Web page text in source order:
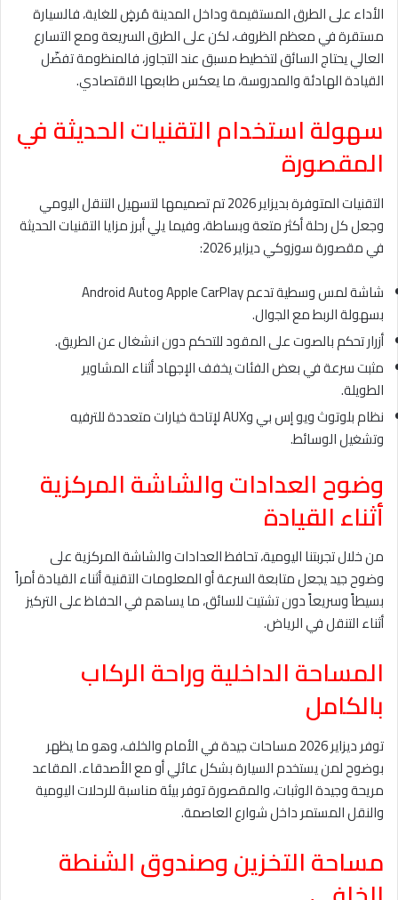
الأداء على الطرق المستقيمة وداخل المدينة مُرضٍ للغاية، فالسيارة
مستقرة في معظم الظروف، لكن على الطرق السريعة ومع التسارع
العالي يحتاج السائق لتخطيط مسبق عند التجاوز، فالمنظومة تفضّل
القيادة الهادئة والمدروسة، ما يعكس طابعها الاقتصادي.
سهولة استخدام التقنيات الحديثة في
المقصورة
التقنيات المتوفرة بديزاير 2026 تم تصميمها لتسهيل التنقل اليومي
وجعل كل رحلة أكثر متعة وبساطة، وفيما يلي أبرز مزايا التقنيات الحديثة
في مقصورة سوزوكي ديزاير 2026:
شاشة لمس وسطية تدعم Apple CarPlay وAndroid Auto
بسهولة الربط مع الجوال.
أزرار تحكم بالصوت على المقود للتحكم دون انشغال عن الطريق.
مثبت سرعة في بعض الفئات يخفف الإجهاد أثناء المشاوير
الطويلة.
نظام بلوتوث ويو إس بي وAUX لإتاحة خيارات متعددة للترفيه
وتشغيل الوسائط.
وضوح العدادات والشاشة المركزية
أثناء القيادة
من خلال تجربتنا اليومية، تحافظ العدادات والشاشة المركزية على
وضوح جيد يجعل متابعة السرعة أو المعلومات التقنية أثناء القيادة أمراً
بسيطاً وسريعاً دون تشتيت للسائق، ما يساهم في الحفاظ على التركيز
أثناء التنقل في الرياض.
المساحة الداخلية وراحة الركاب
بالكامل
توفر ديزاير 2026 مساحات جيدة في الأمام والخلف، وهو ما يظهر
بوضوح لمن يستخدم السيارة بشكل عائلي أو مع الأصدقاء. المقاعد
مريحة وجيدة الوثبات، والمقصورة توفر بيئة مناسبة للرحلات اليومية
والنقل المستمر داخل شوارع العاصمة.
مساحة التخزين وصندوق الشنطة